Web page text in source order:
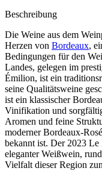
Beschreibung
Die Weine aus dem
Herzen von Bordeaux,
Bedingungen für den
Landes, gelegen im
Émilion, ist ein
seine Qualitätsweine
ist ein klassischer
Vinifikation und
Aromen und feine
moderner Bordeaux-
bekannt ist. Der 2023 Le
eleganter Weißwein,
Vielfalt dieser Region